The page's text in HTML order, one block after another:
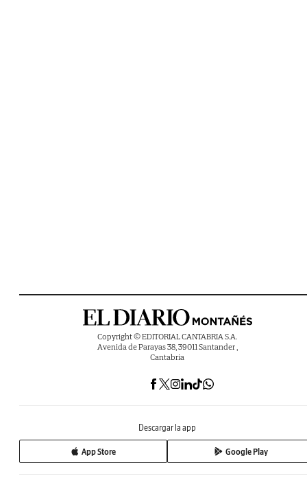
Copyright © EDITORIAL CANTABRIA S.A.
Avenida de Parayas 38, 39011 Santander ,
Cantabria
Descargar la app
App Store Google Play